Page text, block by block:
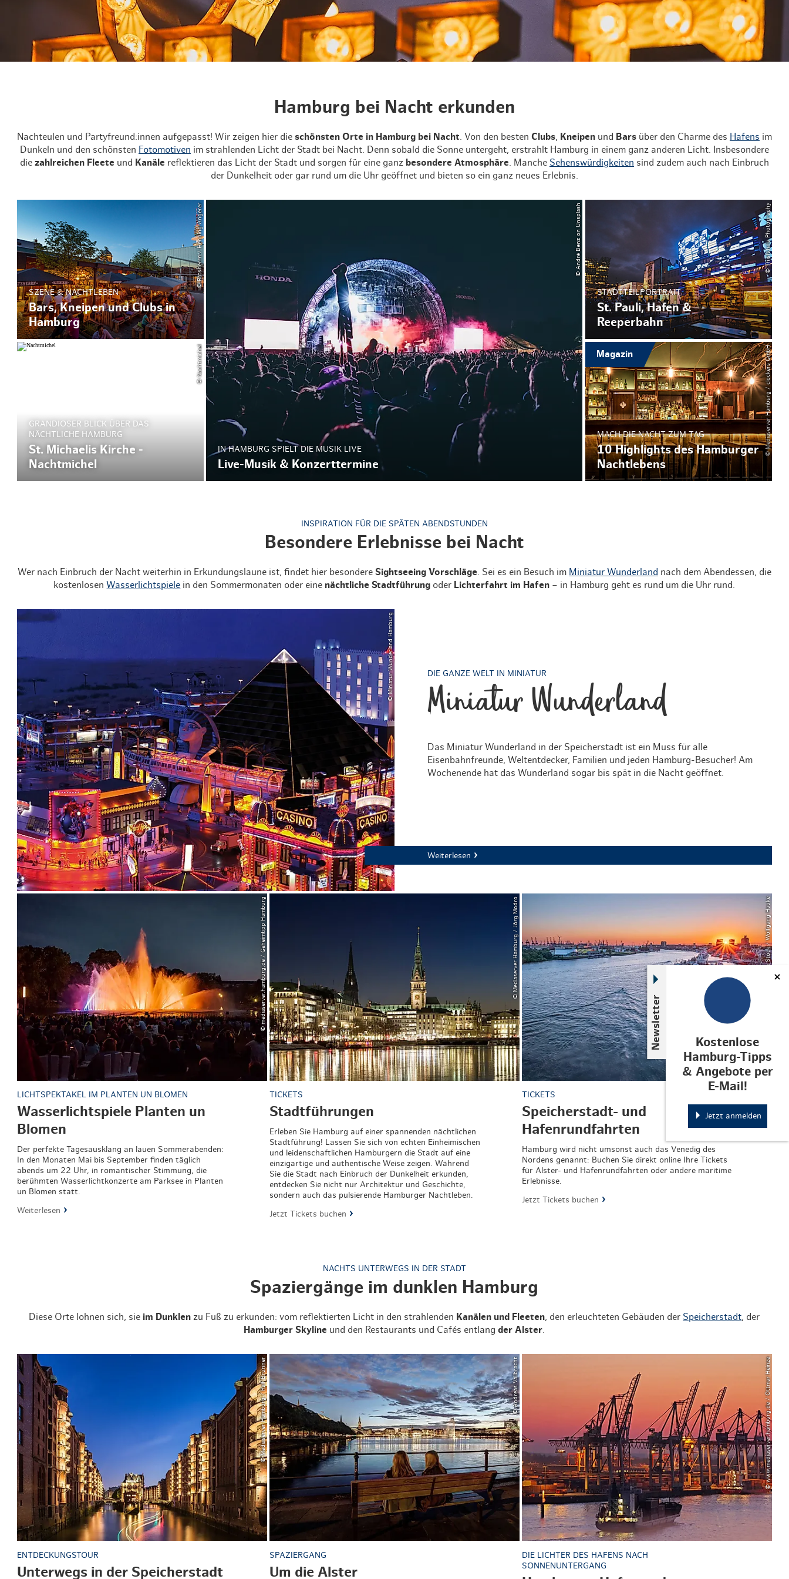
Neue Ecken entdecken
Alle Stadtteile
Nachhaltige Veranstaltungen
Kreuzfahrer
Hagenbecks Tierpark
Alle Sehenswürdigkeiten
Erlebniswelten
Kulturstadtplan für Hamburg
Architektur
Theater & Schauspiel
Ausstellungen & Kunst
Sportveranstaltungen
Maritime Veranstaltungen
Nachhaltige Veranstaltungen
Heiße Ecke
Die Königs schenken nach
Tschüssikowski!
Reeperbahn Royale
Thank you for the music - Die
ABBA Story
Die Weihnachtsbäckerei
Unterwegs in der HafenCity
An der Elbe
Övelgönne & Umgebung
Routen & Touren Kulinarik & Nachtleben
Historisches Hamburg
Historische Schiffe
UNESCO Welterbe
Grüne Metropole
Ausflüge ins Grüne
Hamburg nachhaltig erleben
Stadt-Camping in Hamburg
Kinos in Hamburg
Golfregion Hamburg
Bäder & Wellness
Wohnen & Lifestyle
Nachhaltig shoppen
Nachhaltig essen & trinken
Museen
Erlebnisse
Newsletter
Kostenlose
Hamburg-Tipps
& Angebote per
E-Mail!
Jetzt anmelden
Hamburg bei Nacht erkunden
Nachteulen und Partyfreund:innen aufgepasst! Wir zeigen hier die schönsten Orte in Hamburg bei Nacht. Von den besten Clubs, Kneipen und Bars über den Charme des Hafens im
Dunkeln und den schönsten Fotomotiven im strahlenden Licht der Stadt bei Nacht. Denn sobald die Sonne untergeht, erstrahlt Hamburg in einem ganz anderen Licht. Insbesondere
die zahlreichen Fleete und Kanäle reflektieren das Licht der Stadt und sorgen für eine ganz besondere Atmosphäre . Manche Sehenswürdigkeiten sind zudem auch nach Einbruch
der Dunkelheit oder gar rund um die Uhr geöffnet und bieten so ein ganz neues Erlebnis.
© Ratsherrn / Henning Angerer
SZENE & NACHTLEBEN
Bars, Kneipen und Clubs in
Hamburg
© André Benz on Unsplash
IN HAMBURG SPIELT DIE MUSIK LIVE
Live-Musik & Konzerttermine
© ThisIsJulia Photography
STADTTEILPORTRAIT
St. Pauli, Hafen &
Reeperbahn
© Nachtmichel
GRANDIOSER BLICK ÜBER DAS
NÄCHTLICHE HAMBURG
St. Michaelis Kirche -
Nachtmichel
© Mediaserver Hamburg / clockers GmbH
MACH DIE NACHT ZUM TAG
10 Highlights des Hamburger
Nachtlebens
Magazin
INSPIRATION FÜR DIE SPÄTEN ABENDSTUNDEN
Besondere Erlebnisse bei Nacht
Wer nach Einbruch der Nacht weiterhin in Erkundungslaune ist, findet hier besondere Sightseeing Vorschläge . Sei es ein Besuch im Miniatur Wunderland nach dem Abendessen, die
kostenlosen Wasserlichtspiele in den Sommermonaten oder eine nächtliche Stadtführung oder Lichterfahrt im Hafen – in Hamburg geht es rund um die Uhr rund.
© Miniatur Wunderland Hamburg DIE GANZE WELT IN MINIATUR
Miniatur Wunderland
Das Miniatur Wunderland in der Speicherstadt ist ein Muss für alle
Eisenbahnfreunde, Weltentdecker, Familien und jeden Hamburg-Besucher! Am
Wochenende hat das Wunderland sogar bis spät in die Nacht geöffnet.
Weiterlesen
© mediaserver.hamburg.de / Geheimtipp Hamburg
LICHTSPEKTAKEL IM PLANTEN UN BLOMEN
Wasserlichtspiele Planten un
Blomen
Der perfekte Tagesausklang an lauen Sommerabenden:
In den Monaten Mai bis September finden täglich
abends um 22 Uhr, in romantischer Stimmung, die
berühmten Wasserlichtkonzerte am Parksee in Planten
un Blomen statt.
Weiterlesen
© Mediaserver Hamburg / Jörg Modro
TICKETS
Stadtführungen
Erleben Sie Hamburg auf einer spannenden nächtlichen
Stadtführung! Lassen Sie sich von echten Einheimischen
und leidenschaftlichen Hamburgern die Stadt auf eine
einzigartige und authentische Weise zeigen. Während
Sie die Stadt nach Einbruch der Dunkelheit erkunden,
entdecken Sie nicht nur Architektur und Geschichte,
sondern auch das pulsierende Hamburger Nachtleben.
Jetzt Tickets buchen
© Adobe Stock / Wolfgang Hauke
TICKETS
Speicherstadt- und
Hafenrundfahrten
Hamburg wird nicht umsonst auch das Venedig des
Nordens genannt: Buchen Sie direkt online Ihre Tickets
für Alster- und Hafenrundfahrten oder andere maritime
Erlebnisse.
Jetzt Tickets buchen
NACHTS UNTERWEGS IN DER STADT
Spaziergänge im dunklen Hamburg
Diese Orte lohnen sich, sie im Dunklen zu Fuß zu erkunden: vom reflektierten Licht in den strahlenden Kanälen und Fleeten , den erleuchteten Gebäuden der Speicherstadt , der
Hamburger Skyline und den Restaurants und Cafés entlangder Alster
© Mediaserver Hamburg / Ralf Brunner
ENTDECKUNGSTOUR
Unterwegs in der Speicherstadt
© Andreas Vallbracht
SPAZIERGANG
Um die Alster
© www.mediaserver.hamburg.de / Ottmar Heinze
DIE LICHTER DES HAFENS NACH
SONNENUNTERGANG